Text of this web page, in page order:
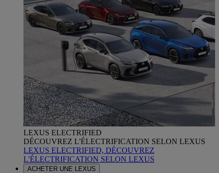
LEXUS ELECTRIFIED
DÉCOUVREZ L'ÉLECTRIFICATION SELON LEXUS
LEXUS ELECTRIFIED, DÉCOUVREZ
L'ÉLECTRIFICATION SELON LEXUS
ACHETER UNE LEXUS